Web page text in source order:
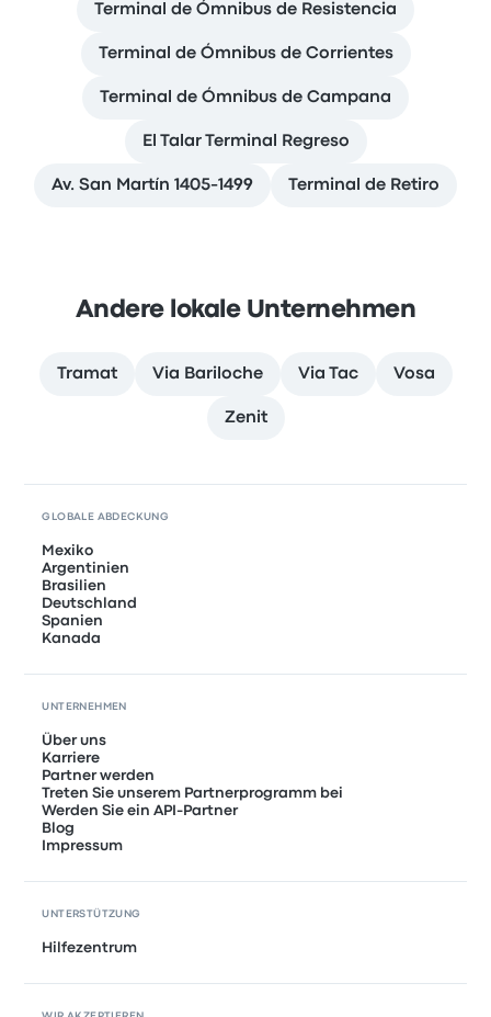
Terminal de Ómnibus de Resistencia
Terminal de Ómnibus de Corrientes
Terminal de Ómnibus de Campana
El Talar Terminal Regreso
Av. San Martín 1405-1499 Terminal de Retiro
Andere lokale Unternehmen
Tramat Via Bariloche Via Tac Vosa
Zenit
GLOBALE ABDECKUNG
Mexiko
Argentinien
Brasilien
Deutschland
Spanien
Kanada
UNTERNEHMEN
Über uns
Karriere
Partner werden
Treten Sie unserem Partnerprogramm bei
Werden Sie ein API-Partner
Blog
Impressum
UNTERSTÜTZUNG
Hilfezentrum